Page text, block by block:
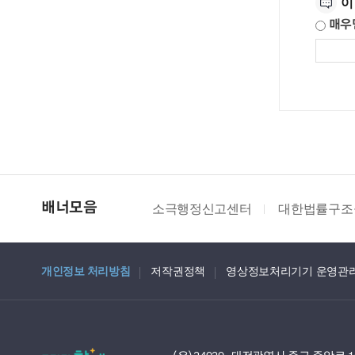
매우
배너모음 소극행정신고센터 대한법률구
개인정보 처리방침 저작권정책 영상정보처리기기 운영관